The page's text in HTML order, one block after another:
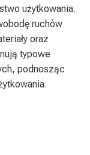
użytkowania.
ruchów
oraz
typowe
podnosząc